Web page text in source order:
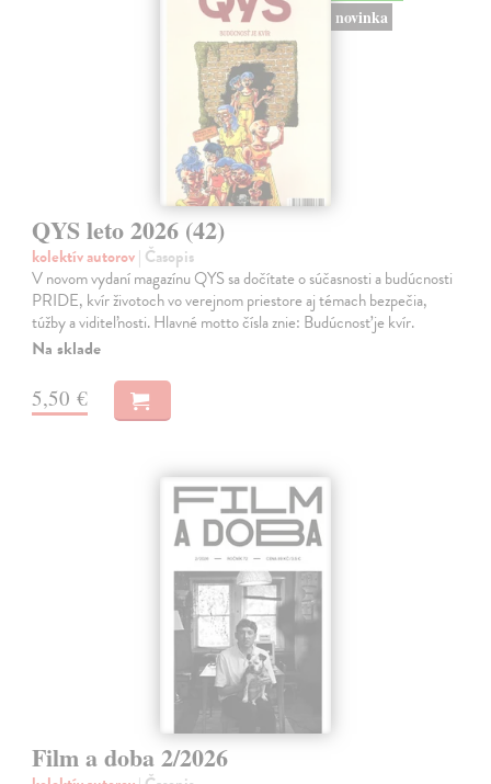
novinka
QYS leto 2026 (42)
kolektív autorov| Časopis
V novom vydaní magazínu QYS sa dočítate o súčasnosti a budúcnosti
PRIDE, kvír životoch vo verejnom priestore aj témach bezpečia,
túžby a viditeľnosti. Hlavné motto čísla znie: Budúcnosť je kvír.
Na sklade
5,50 €
Film a doba 2/2026